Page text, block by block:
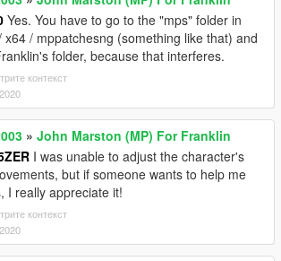
Yes. You have to go to the "mps" folder in
x64 / mppatchesng (something like that) and
folder, because that interferes.
контекст
» John Marston (MP) For Franklin
I was unable to adjust the character's
but if someone wants to help me
I really appreciate it!
контекст